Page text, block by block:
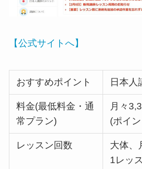
【公式サイトへ】
おすすめポイント 日本人
料金(最低料金・通
常プラン)
月々
(ポイ
レッスン回数
大体、
1レッ